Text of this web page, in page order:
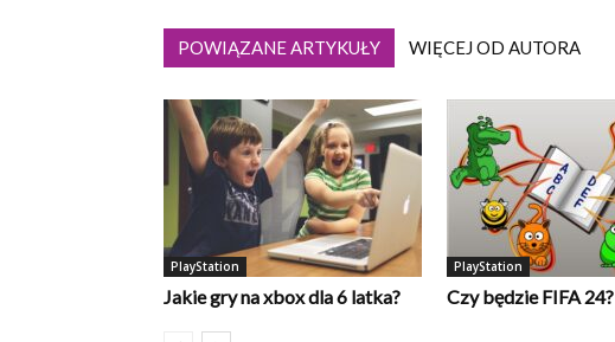
POWIĄZANE ARTYKUŁY WIĘCEJ OD AUTORA
PlayStation
Jakie gry na xbox dla 6 latka?
PlayStation
Czy będzie FIFA 24?